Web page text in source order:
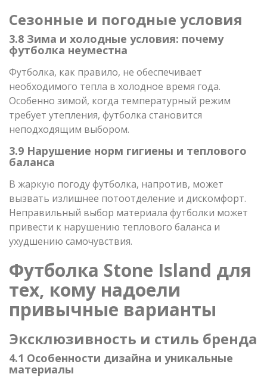
Сезонные и погодные условия
3.8 Зима и холодные условия: почему
футболка неуместна
Футболка, как правило, не обеспечивает
необходимого тепла в холодное время года.
Особенно зимой, когда температурный режим
требует утепления, футболка становится
неподходящим выбором.
3.9 Нарушение норм гигиены и теплового
баланса
В жаркую погоду футболка, напротив, может
вызвать излишнее потоотделение и дискомфорт.
Неправильный выбор материала футболки может
привести к нарушению теплового баланса и
ухудшению самочувствия.
Футболка Stone Island для
тех, кому надоели
привычные варианты
Эксклюзивность и стиль бренда
4.1 Особенности дизайна и уникальные
материалы